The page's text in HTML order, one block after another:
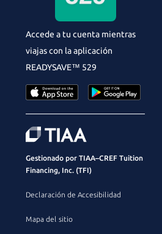
Accede a tu cuenta mientras
viajas con la aplicación
READYSAVE™ 529
Gestionado por TIAA–CREF Tuition
Financing, Inc. (TFI)
Declaración de Accesibilidad
Mapa del sitio